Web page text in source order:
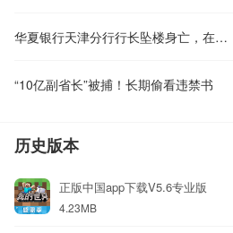
华夏银行天津分行行长坠楼身亡，在任刚满三年
“10亿副省长”被捕！长期偷看违禁书
历史版本
正版中国app下载V5.6专业版
4.23MB